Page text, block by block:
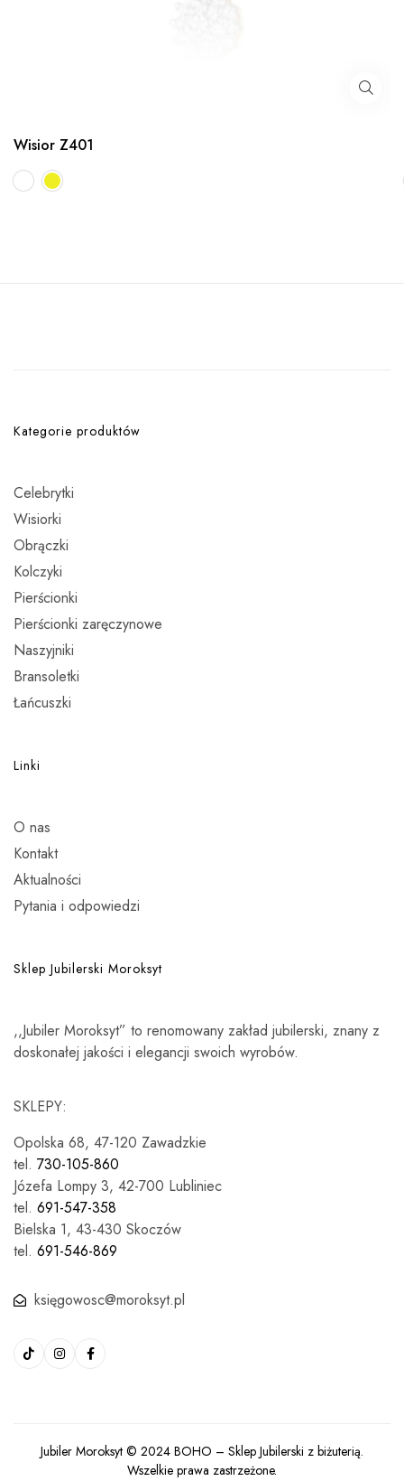
Wisior Z401
Kategorie produktów
Celebrytki
Wisiorki
Obrączki
Kolczyki
Pierścionki
Pierścionki zaręczynowe
Naszyjniki
Bransoletki
Łańcuszki
Linki
O nas
Kontakt
Aktualności
Pytania i odpowiedzi
Sklep Jubilerski Moroksyt
,,Jubiler Moroksyt” to renomowany zakład jubilerski, znany z
doskonałej jakości i elegancji swoich wyrobów.
SKLEPY:
Opolska 68, 47-120 Zawadzkie
tel. 730-105-860
Józefa Lompy 3, 42-700 Lubliniec
tel. 691-547-358
Bielska 1, 43-430 Skoczów
tel. 691-546-869
księgowosc@moroksyt.pl
Jubiler Moroksyt © 2024 BOHO – Sklep Jubilerski z biżuterią.
Wszelkie prawa zastrzeżone.